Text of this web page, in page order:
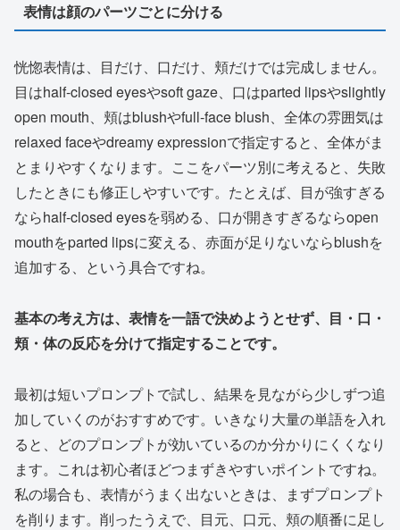
表情は顔のパーツごとに分ける
恍惚表情は、目だけ、口だけ、頬だけでは完成しません。
目はhalf-closed eyesやsoft gaze、口はparted lipsやslightly
open mouth、頬はblushやfull-face blush、全体の雰囲気は
relaxed faceやdreamy expressionで指定すると、全体がま
とまりやすくなります。ここをパーツ別に考えると、失敗
したときにも修正しやすいです。たとえば、目が強すぎる
ならhalf-closed eyesを弱める、口が開きすぎるならopen
mouthをparted lipsに変える、赤面が足りないならblushを
追加する、という具合ですね。
基本の考え方は、表情を一語で決めようとせず、目・口・
頬・体の反応を分けて指定することです。
最初は短いプロンプトで試し、結果を見ながら少しずつ追
加していくのがおすすめです。いきなり大量の単語を入れ
ると、どのプロンプトが効いているのか分かりにくくなり
ます。これは初心者ほどつまずきやすいポイントですね。
私の場合も、表情がうまく出ないときは、まずプロンプト
を削ります。削ったうえで、目元、口元、頬の順番に足し